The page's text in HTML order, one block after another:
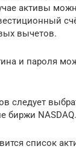
активы
вычетов.
и пароля
следует
биржи NASDAQ.
список